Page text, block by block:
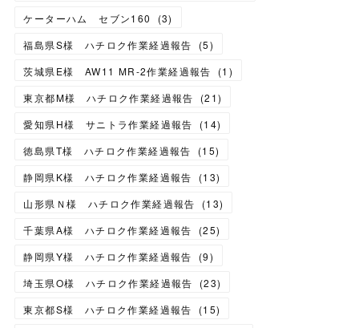
ケーターハム セブン160
(3)
福島県S様 ハチロク作業経過報告
(5)
茨城県E様 AW11 MR-2作業経過報告
(1 )
東京都M様 ハチロク作業経過報告
(21)
愛知県H様 サニトラ作業経過報告
(14)
徳島県T様 ハチロク作業経過報告
(15)
静岡県K様 ハチロク作業経過報告
(13)
山形県Ｎ様 ハチロク作業経過報告
(13)
千葉県A様 ハチロク作業経過報告
(25)
静岡県Y様 ハチロク作業経過報告
(9)
埼玉県O様 ハチロク作業経過報告
(23)
東京都S様 ハチロク作業経過報告
(15)